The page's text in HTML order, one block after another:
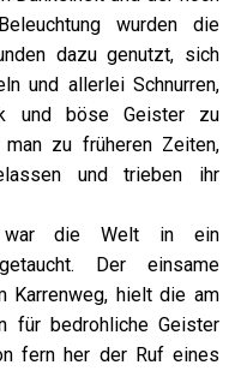
wurden die
dazu genutzt, sich
und allerlei Schnurren,
und böse Geister zu
zu früheren Zeiten,
und trieben ihr
war die Welt in ein
Der einsame
Karrenweg, hielt die am
für bedrohliche Geister
fern her der Ruf eines